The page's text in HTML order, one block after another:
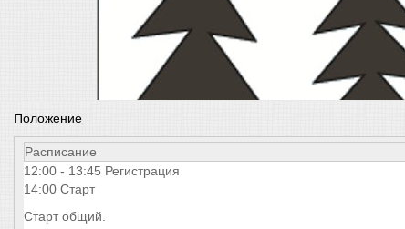
Положение
Расписание
12:00 - 13:45 Регистрация
14:00 Старт
Старт общий.